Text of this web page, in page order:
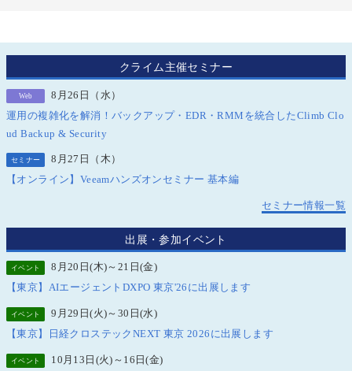
クライム主催セミナー
Web
8月26日（水）
運用の複雑化を解消！バックアップ・EDR・RMMを統合したClimb Clo
ud Backup & Security
セミナー
8月27日（木）
【オンライン】Veeamハンズオンセミナー 基本編
セミナー情報一覧
出展・参加イベント
イベント
8月20日(木)～21日(金)
【東京】AIエージェントDXPO 東京'26に出展します
イベント
9月29日(火)～30日(水)
【東京】日経クロステックNEXT 東京 2026に出展します
イベント
10月13日(火)～16日(金)